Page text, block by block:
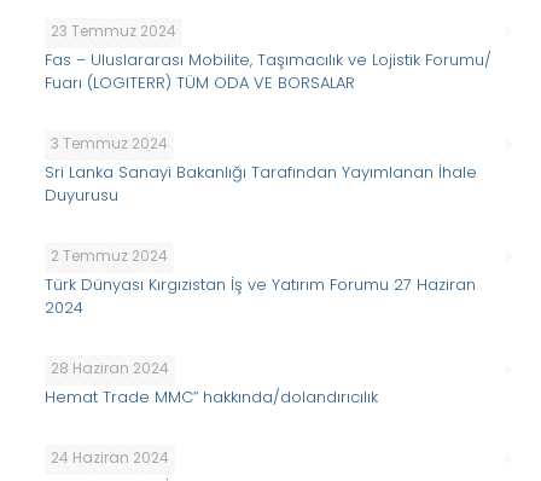
23 Temmuz 2024
Fas – Uluslararası Mobilite, Taşımacılık ve Lojistik Forumu/
Fuarı (LOGITERR) TÜM ODA VE BORSALAR
3 Temmuz 2024
Sri Lanka Sanayi Bakanlığı Tarafından Yayımlanan İhale
Duyurusu
2 Temmuz 2024
Türk Dünyası Kırgızistan İş ve Yatırım Forumu 27 Haziran
2024
28 Haziran 2024
Hemat Trade MMC” hakkında/dolandırıcılık
24 Haziran 2024